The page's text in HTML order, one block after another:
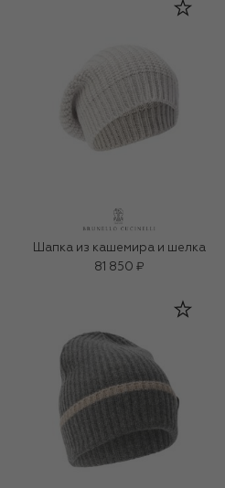
Шапка из кашемира и шелка
81 850 ₽